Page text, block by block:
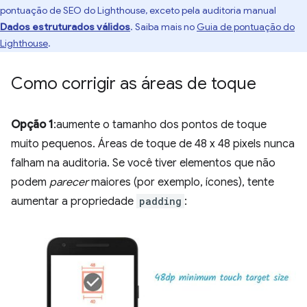
pontuação de SEO do Lighthouse, exceto pela auditoria manual
Dados estruturados válidos. Saiba mais no Guia de pontuação do
Lighthouse.
Como corrigir as áreas de toque
Opção 1:aumente o tamanho dos pontos de toque
muito pequenos. Áreas de toque de 48 x 48 pixels nunca
falham na auditoria. Se você tiver elementos que não
podem parecermaiores (por exemplo, ícones), tente
aumentar a propriedade padding :